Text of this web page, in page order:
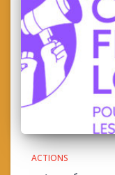
ACTIONS